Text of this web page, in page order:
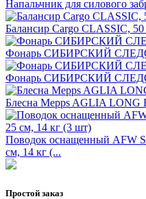
Напальчник для силового
Балансир Cargo CLASSIC,
Фонарь СИБИРСКИЙ
Фонарь СИБИРСКИЙ
Блесна Mepps AGLIA LONG
Поводок оснащенный AFW
см, 14 кг (...
Простой заказ